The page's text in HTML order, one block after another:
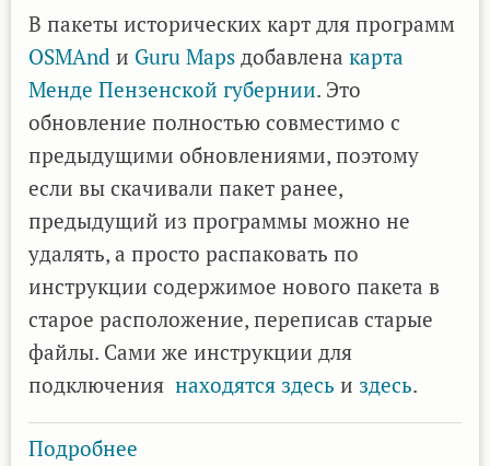
приложений
В пакеты исторических карт для программ
OSMAnd и Guru Maps добавлена карта
Менде Пензенской губернии. Это
обновление полностью совместимо с
предыдущими обновлениями, поэтому
если вы скачивали пакет ранее,
предыдущий из программы можно не
удалять, а просто распаковать по
инструкции содержимое нового пакета в
старое расположение, переписав старые
файлы. Сами же инструкции для
подключения находятся здесь и здесь.
Подробнее